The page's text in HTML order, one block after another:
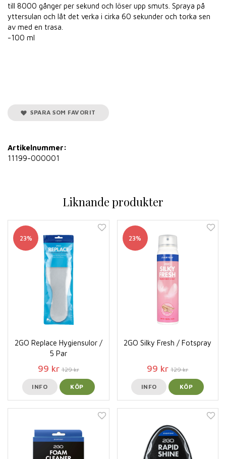
till 8000 gånger per sekund och löser upp smuts. Spraya på
yttersulan och låt det verka i cirka 60 sekunder och torka sen
av med en trasa.
-100 ml
SPARA SOM FAVORIT
Artikelnummer:
11199-000001
Liknande produkter
23%
2GO Replace Hygiensulor /
5 Par
99 kr 129 kr
INFO KÖP
23%
2GO Silky Fresh / Fotspray
99 kr 129 kr
INFO KÖP